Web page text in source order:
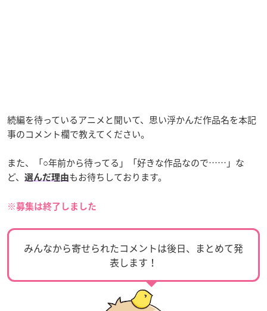
続編を待っているアニメと聞いて、思い浮かんだ作品名を本記
事のコメント欄で教えてください。
また、「○年前から待ってる」「好きな作品なので……」な
ど、
選んだ理由もお待ちしております。
※募集は終了しました
みんなから寄せられたコメントは後日、まとめて発
表します！